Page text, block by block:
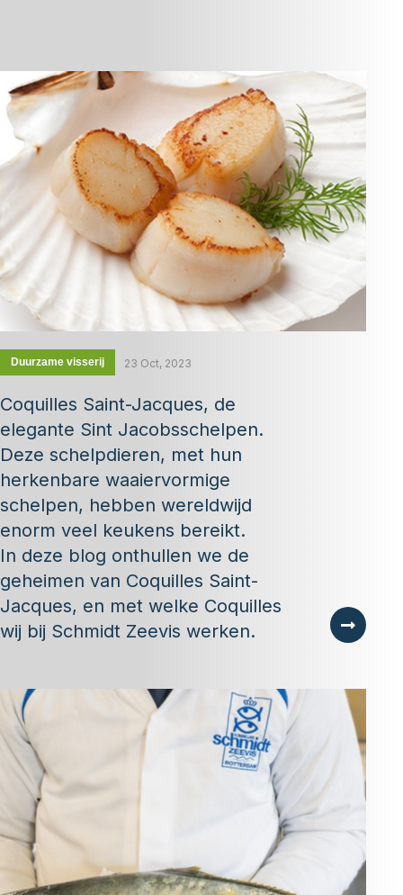
Duurzame visserij 23 Oct, 2023
Coquilles Saint-Jacques, de
elegante Sint Jacobsschelpen.
Deze schelpdieren, met hun
herkenbare waaiervormige
schelpen, hebben wereldwijd
enorm veel keukens bereikt.
In deze blog onthullen we de
geheimen van Coquilles Saint-
Jacques, en met welke Coquilles
wij bij Schmidt Zeevis werken.